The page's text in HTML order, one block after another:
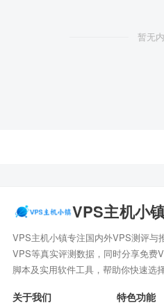
暂无
VPS主机小
VPS主机小镇专注国内外VPS测评与
VPS等真实评测数据，同时分享免费
脚本及实用软件工具，帮助你快速选
关于我们 特色功能